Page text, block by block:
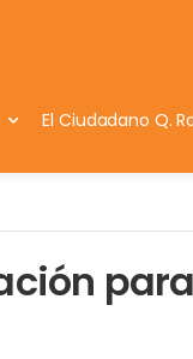
El Ciudadano Q.